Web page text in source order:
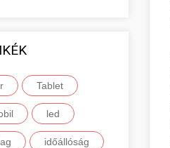
Tablet
led
időállóság